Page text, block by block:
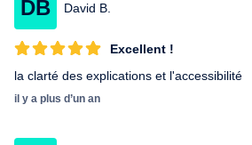
validation de chaque groupe, comme
confidentialité, non monopolisation
paroles. Elle a fondé le site kerayu.com et
DB David B.
Excellent !
la clarté des explications et l'accessibilité
il y a plus d’un an